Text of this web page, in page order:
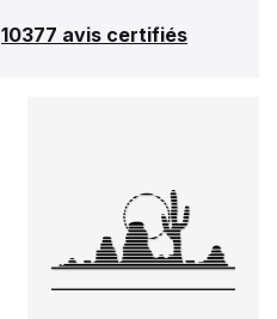
10377 avis certifiés